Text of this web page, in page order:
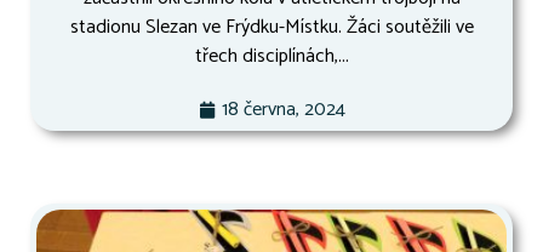
stadionu Slezan ve Frýdku-Místku. Žáci soutěžili ve
třech disciplínách,...
18 června, 2024